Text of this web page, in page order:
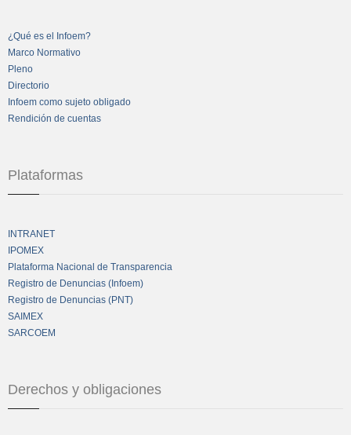
¿Qué es el Infoem?
Marco Normativo
Pleno
Directorio
Infoem como sujeto obligado
Rendición de cuentas
Plataformas
INTRANET
IPOMEX
Plataforma Nacional de Transparencia
Registro de Denuncias (Infoem)
Registro de Denuncias (PNT)
SAIMEX
SARCOEM
Derechos y obligaciones